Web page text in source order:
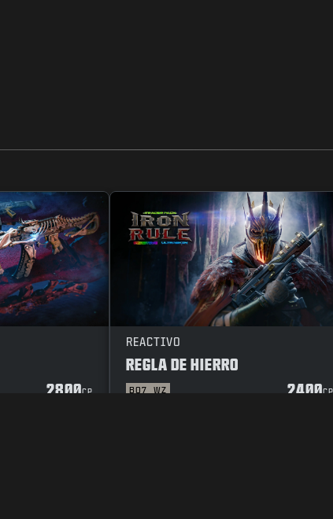
2800CP
REACTIVO
REGLA DE HIERRO
BO7 WZ 2400CP